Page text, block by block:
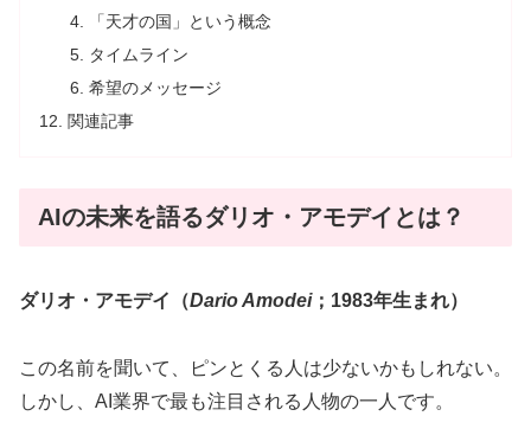
「天才の国」という概念
タイムライン
希望のメッセージ
関連記事
AIの未来を語るダリオ・アモデイとは？
ダリオ・アモデイ（Dario Amodei；1983年生まれ）
この名前を聞いて、ピンとくる人は少ないかもしれない。
しかし、AI業界で最も注目される人物の一人です。